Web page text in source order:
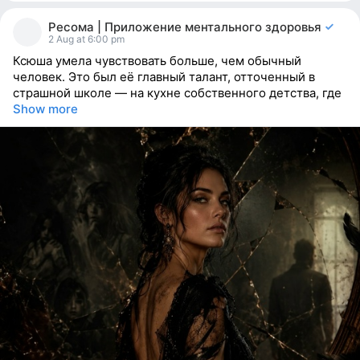
Ресома | Приложение ментального здоровья
2 Aug at 6:00 pm
Ксюша умела чувствовать больше, чем обычный
человек. Это был её главный талант, отточенный в
страшной школе — на кухне собственного детства, где
Show more